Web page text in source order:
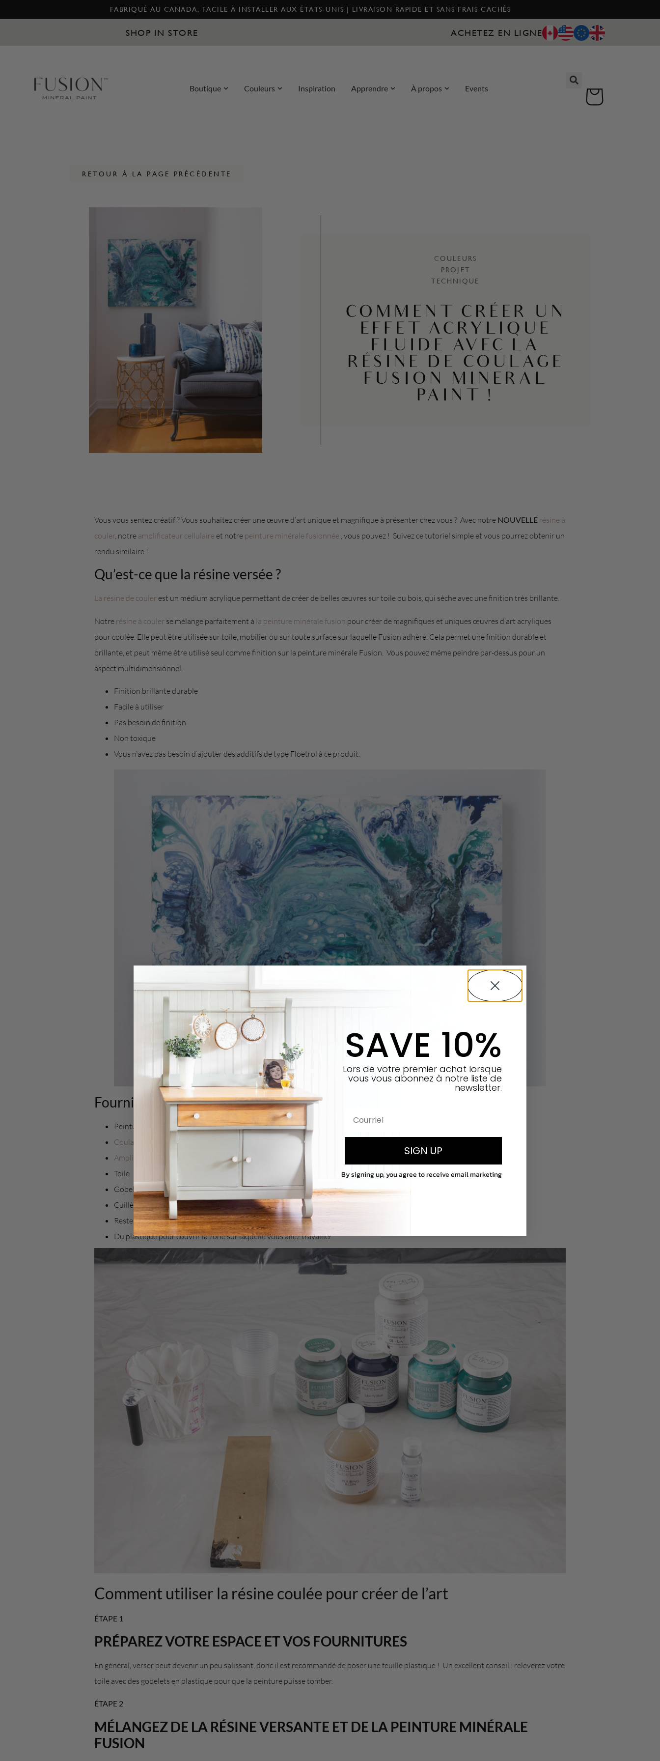
FABRIQUÉ AU CANADA, FACILE À INSTALLER AUX ÉTATS-UNIS | LIVRAISON RAPIDE ET SANS FRAIS CACHÉS
SHOP IN STORE ACHETEZ EN LIGNE
Boutique Couleurs Inspiration Apprendre À propos Events
RETOUR À LA PAGE PRÉCÉDENTE
COULEURS
PROJET
TECHNIQUE
COMMENT CRÉER UN
EFFET ACRYLIQUE
FLUIDE AVEC LA
RÉSINE DE COULAGE
FUSION MINERAL
PAINT !
Vous vous sentez créatif ? Vous souhaitez créer une œuvre d’art unique et magnifique à présenter chez vous ? Avec notre NOUVELLE résine à
couler, notre amplificateur cellulaire et notre peinture minérale fusionnée , vous pouvez ! Suivez ce tutoriel simple et vous pourrez obtenir un
rendu similaire !
Qu’est-ce que la résine versée ?
La résine de coulerest un médium acrylique permettant de créer de belles œuvres sur toile ou bois, qui sèche avec une finition très brillante.
Notre résine à couler se mélange parfaitement à la peinture minérale fusion pour créer de magnifiques et uniques œuvres d’art acryliques
pour coulée. Elle peut être utilisée sur toile, mobilier ou sur toute surface sur laquelle Fusion adhère. Cela permet une finition durable et
brillante, et peut même être utilisé seul comme finition sur la peinture minérale Fusion. Vous pouvez même peindre par-dessus pour un
aspect multidimensionnel.
Finition brillante durable
Facile à utiliser
Pas besoin de finition
Non toxique
Vous n’avez pas besoin d’ajouter des additifs de type Floetrol à ce produit.
Fournitures :
Peintures : Casement,Heirloom,Azure,Liberty Blue,Renfrew Blue
Coulage de résine
Amplificateur cellulaire
Toile
Gobelets en plastique
Cuillères en plastique
Restez sur l’écartement
Du plastique pour couvrir la zone sur laquelle vous allez travailler
Comment utiliser la résine coulée pour créer de l’art
ÉTAPE 1
PRÉPAREZ VOTRE ESPACE ET VOS FOURNITURES
En général, verser peut devenir un peu salissant, donc il est recommandé de poser une feuille plastique ! Un excellent conseil : releverez votre
toile avec des gobelets en plastique pour que la peinture puisse tomber.
ÉTAPE 2
MÉLANGEZ DE LA RÉSINE VERSANTE ET DE LA PEINTURE MINÉRALE
FUSION
SAVE 10%
Lors de votre premier achat lorsque
vous vous abonnez à notre liste de
newsletter.
SIGN UP
By signing up, you agree to receive email marketing